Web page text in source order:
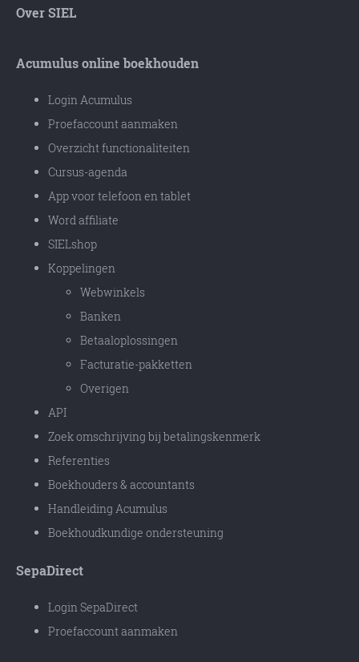
Over SIEL
Acumulus online boekhouden
Login Acumulus
Proefaccount aanmaken
Overzicht functionaliteiten
Cursus-agenda
App voor telefoon en tablet
Word affiliate
SIELshop
Koppelingen
Webwinkels
Banken
Betaaloplossingen
Facturatie-pakketten
Overigen
API
Zoek omschrijving bij betalingskenmerk
Referenties
Boekhouders & accountants
Handleiding Acumulus
Boekhoudkundige ondersteuning
SepaDirect
Login SepaDirect
Proefaccount aanmaken